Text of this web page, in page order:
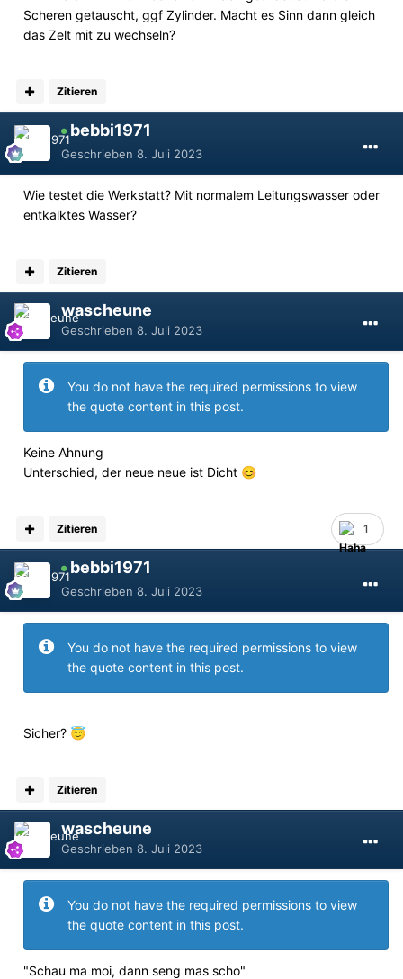
Scheren getauscht, ggf Zylinder. Macht es Sinn dann gleich
das Zelt mit zu wechseln?
Zitieren
bebbi1971
Geschrieben 8. Juli 2023
Wie testet die Werkstatt? Mit normalem Leitungswasser oder
entkalktes Wasser?
Zitieren
wascheune
Geschrieben 8. Juli 2023
You do not have the required permissions to view
the quote content in this post.
Keine Ahnung
Unterschied, der neue neue ist Dicht 😊
1
Zitieren
bebbi1971
Geschrieben 8. Juli 2023
You do not have the required permissions to view
the quote content in this post.
Sicher? 😇
Zitieren
wascheune
Geschrieben 8. Juli 2023
You do not have the required permissions to view
the quote content in this post.
"Schau ma moi, dann seng mas scho"